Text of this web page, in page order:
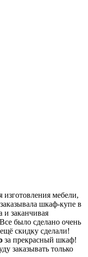
мебели,
шкаф-купе в
и заканчивая
было сделано очень
скидку сделали!
за прекрасный шкаф!
заказывать только